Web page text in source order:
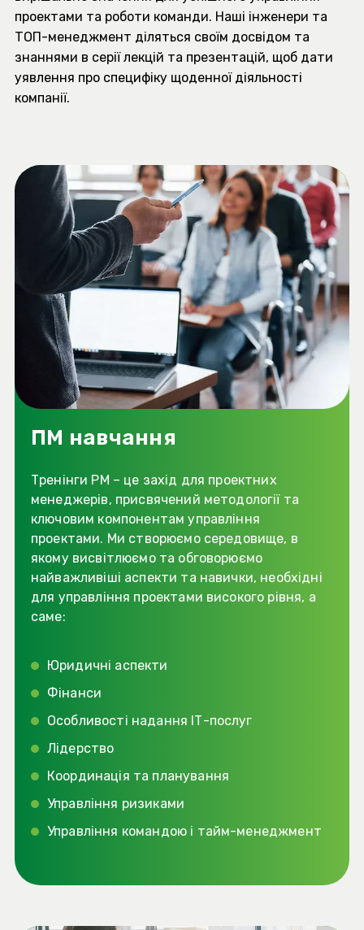
проектами та роботи команди. Наші інженери та
ТОП-менеджмент діляться своїм досвідом та
знаннями в серії лекцій та презентацій, щоб дати
уявлення про специфіку щоденної діяльності
компанії.
ПМ навчання
Тренінги PM – це захід для проектних
менеджерів, присвячений методології та
ключовим компонентам управління
проектами. Ми створюємо середовище, в
якому висвітлюємо та обговорюємо
найважливіші аспекти та навички, необхідні
для управління проектами високого рівня, а
саме:
Юридичні аспекти
Фінанси
Особливості надання ІТ-послуг
Лідерство
Координація та планування
Управління ризиками
Управління командою і тайм-менеджмент